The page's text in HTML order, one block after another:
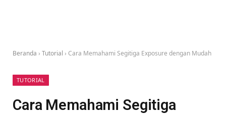
Beranda › Tutorial › Cara Memahami Segitiga Exposure dengan Mudah
TUTORIAL
Cara Memahami Segitiga